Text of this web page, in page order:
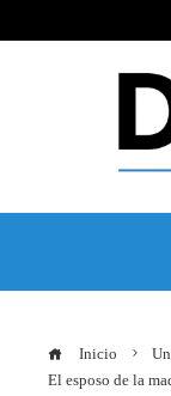
Inicio
El esposo de la